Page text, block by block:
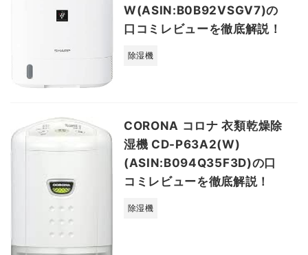
W(ASIN:B0B92VSGV7)の
口コミレビューを徹底解説！
除湿機
CORONA コロナ 衣類乾燥除
湿機 CD-P63A2(W)
(ASIN:B094Q35F3D)の口
コミレビューを徹底解説！
除湿機